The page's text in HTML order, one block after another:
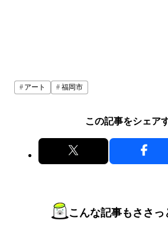
アート 福岡市
この記事をシェア
こんな記事もささっ